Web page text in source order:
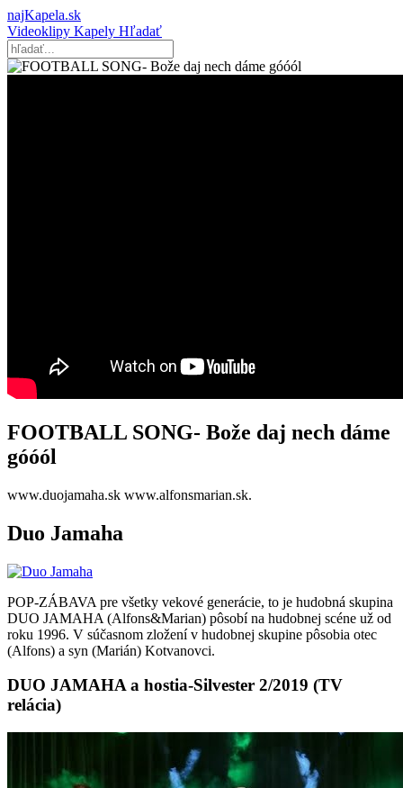
najKapela.sk
Videoklipy Kapely Hľadať
FOOTBALL SONG- Bože daj nech dáme
góóól
www.duojamaha.sk www.alfonsmarian.sk.
Duo Jamaha
POP-ZÁBAVA pre všetky vekové generácie, to je hudobná skupina
DUO JAMAHA (Alfons&Marian) pôsobí na hudobnej scéne už od
roku 1996. V súčasnom zložení v hudobnej skupine pôsobia otec
(Alfons) a syn (Marián) Kotvanovci.
DUO JAMAHA a hostia-Silvester 2/2019 (TV
relácia)